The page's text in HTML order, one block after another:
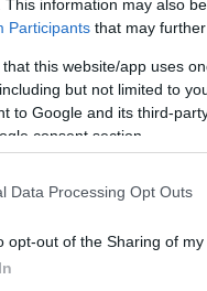
This information may also
Participants that may
that this website/app uses
but not limited to
to Google and its third-
consent section.
Data Processing Opt Outs
opt-out of the Sharing of my
PRONEWS.GR /
στην
κόμμα
01.05.2026 | 22:17